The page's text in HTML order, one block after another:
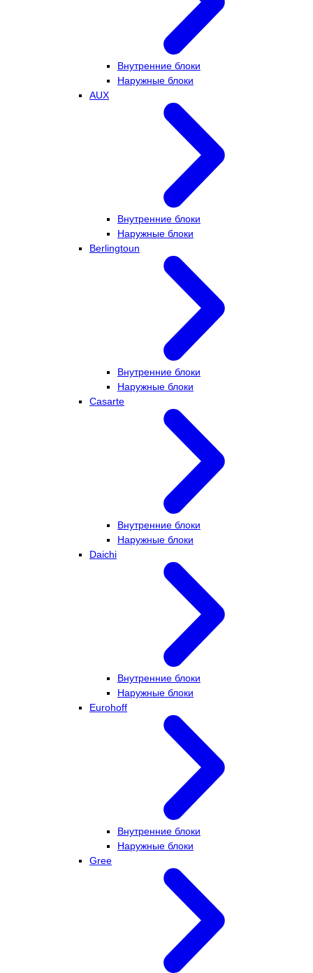
Внутренние блоки
Наружные блоки
AUX
Внутренние блоки
Наружные блоки
Berlingtoun
Внутренние блоки
Наружные блоки
Casarte
Внутренние блоки
Наружные блоки
Daichi
Внутренние блоки
Наружные блоки
Eurohoff
Внутренние блоки
Наружные блоки
Gree